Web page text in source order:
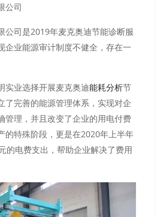
公司
公司是2019年麦克奥迪节能诊断服
企业能源审计制度不健全，存在一
实业选择开展麦克奥迪能耗分析节
了完善的能源管理体系，实现对企
管理，并且改变了企业的用电付费
的特殊阶段，更是在2020年上半年
的电费支出，帮助企业解决了费用